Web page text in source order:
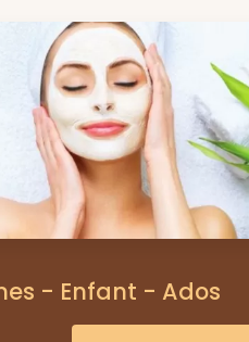
- Enfant - Ados